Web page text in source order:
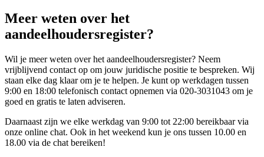
Meer weten over het
aandeelhoudersregister?
Wil je meer weten over het aandeelhoudersregister? Neem
vrijblijvend contact op om jouw juridische positie te bespreken. Wij
staan elke dag klaar om je te helpen. Je kunt op werkdagen tussen
9:00 en 18:00 telefonisch contact opnemen via 020-3031043 om je
goed en gratis te laten adviseren.
Daarnaast zijn we elke werkdag van 9:00 tot 22:00 bereikbaar via
onze online chat. Ook in het weekend kun je ons tussen 10.00 en
18.00 via de chat bereiken!